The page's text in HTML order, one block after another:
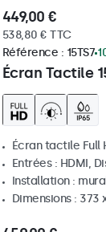
449,00 €
538,80 € TTC
Écran Tactile
Référence : 15TS7
Écran tactile Full
Entrées : HDMI,
Installation :
Dimensions : 373